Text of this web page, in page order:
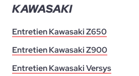
KAWASAKI
Entretien Kawasaki Z650
Entretien Kawasaki Z900
Entretien Kawasaki Versys